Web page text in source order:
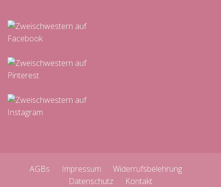
AGBs Impressum
Widerrufsbelehrung
Datenschutz
Kontakt